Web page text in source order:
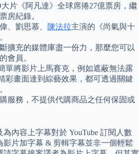
片《阿凡達》全球席捲27億票房，繼
房紀錄。
、劉思慕、
陳法拉主演的《尚氣與十
擴充的媒體庫盡一份力，那麼您可以
會員。
單將影片上馬賽克，例如遮蔽無法露
彩畫面達到綜藝效果，都可透過關鍵
服務，不提供代購商品之任何保固或
內容上字幕對於 YouTube 訂閱人數
影片加字幕 & 剪輯字幕並非一個輕鬆